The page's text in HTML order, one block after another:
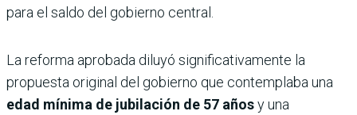
para el saldo del gobierno central.
La reforma aprobada diluyó significativamente la
propuesta original del gobierno que contemplaba una
edad mínima de jubilación de 57 añosy una